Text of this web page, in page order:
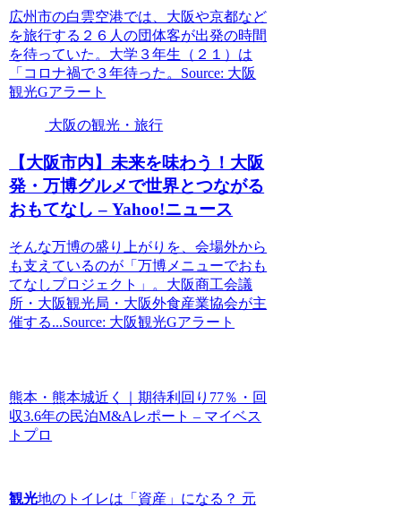
広州市の白雲空港では、大阪や京都など
を旅行する２６人の団体客が出発の時間
を待っていた。大学３年生（２１）は
「コロナ禍で３年待った。Source: 大阪
観光Gアラート
大阪の観光・旅行
【大阪市内】未来を味わう！ 大阪
発・万博グルメで世界とつながる
おもてなし – Yahoo!ニュース
そんな万博の盛り上がりを、会場外から
も支えているのが「万博メニューでおも
てなしプロジェクト」。大阪商工会議
所・大阪観光局・大阪外食産業協会が主
催する...Source: 大阪観光Gアラート
熊本・熊本城近く｜期待利回り77％・回
収3.6年の民泊M&Aレポート – マイベス
トプロ
観光地のトイレは「資産」になる？ 元